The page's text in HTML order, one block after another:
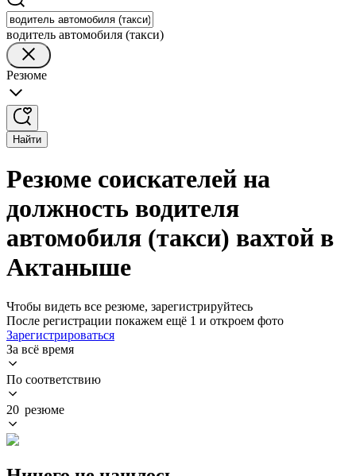
водитель автомобиля (такси)
Резюме
Найти
Резюме соискателей на
должность водителя
автомобиля (такси) вахтой в
Актаныше
Чтобы видеть все резюме, зарегистрируйтесь
После регистрации покажем ещё 1 и откроем фото
Зарегистрироваться
За всё время
По соответствию
20 резюме